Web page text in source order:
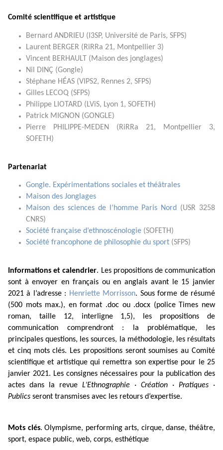
Comité scientifique et artistique
Bernard ANDRIEU (I3SP, Université de Paris, SFPS)
Laurent BERGER (RiRRa 21, Montpellier 3)
Vincent BERHAULT (Maison des jonglages)
Nil DINÇ (Gongle)
Stéphane HÉAS (VIPS2, Rennes 2, SFPS)
Gilles LECOQ (SFPS)
Philippe LIOTARD (LViS, Lyon 1, SOFETH)
Patrick MIGNON (GONGLE)
Pierre PHILIPPE-MEDEN (RiRRa 21, Montpellier 3,
SOFETH)
Partenariat
Gongle. Expérimentations sociales et théâtrales
Maison des Jonglages
Maison des sciences de l’homme Paris Nord
(USR 3258
CNRS)
Société française d’ethnoscénologie (SOFETH)
Société francophone de philosophie du sport (SFPS)
Informations et calendrier. Les propositions de communication
sont à envoyer en français ou en anglais avant le 15 janvier
2021 à l’adresse : Henriette Morrisson. Sous forme de résumé
(500 mots max.), en format .doc ou .docx (police Times new
roman, taille 12, interligne 1,5), les propositions de
communication comprendront : la problématique, les
principales questions, les sources, la méthodologie, les résultats
et cinq mots clés. Les propositions seront soumises au Comité
scientifique et artistique qui remettra son expertise pour le 25
janvier 2021. Les consignes nécessaires pour la publication des
actes dans la revue L’Ethnographie · Création · Pratiques ·
Publics seront transmises avec les retours d’expertise.
Mots clés. Olympisme, performing arts, cirque, danse, théâtre,
sport, espace public, web, corps, esthétique